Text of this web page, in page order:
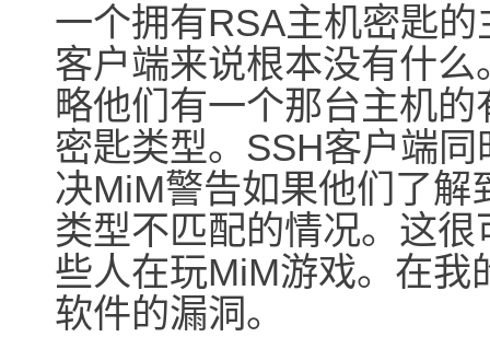
一个拥有RSA主机密匙
客户端来说根本没有什么
略他们有一个那台主机
密匙类型。SSH客户端同
决MiM警告如果他们了
类型不匹配的情况。这很
些人在玩MiM游戏。在我
软件的漏洞。